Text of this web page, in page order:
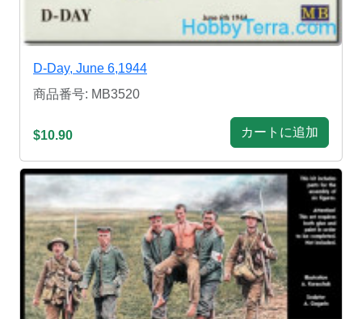
D-Day, June 6,1944
商品番号: MB3520
$10.90 カートに追加